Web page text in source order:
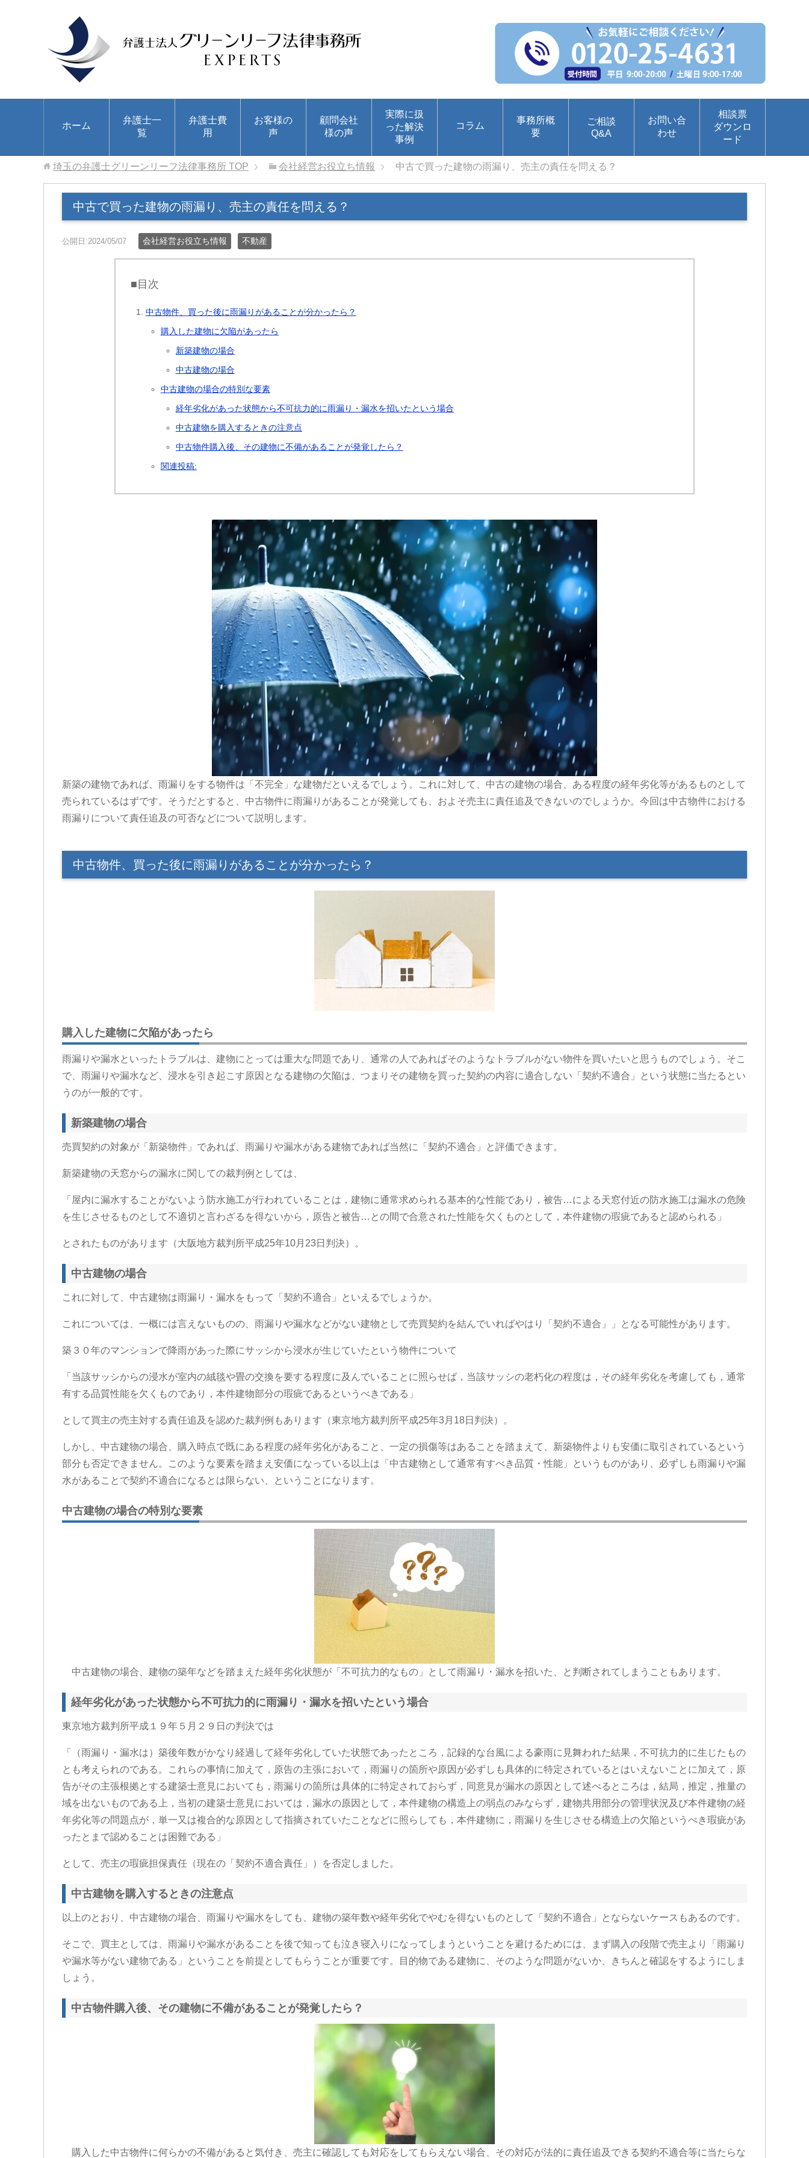
ホーム
弁護士一
覧
弁護士費
用
お客様の
声
顧問会社
様の声
実際に扱
った解決
事例
コラム
事務所概
要
ご相談
Q&A
お問い合
わせ
相談票
ダウンロ
ード
埼玉の弁護士グリーンリーフ法律事務所 TOP 会社経営お役立ち情報 中古で買った建物の雨漏り、売主の責任を問える？
中古で買った建物の雨漏り、売主の責任を問える？
公開日:2024/05/07 会社経営お役立ち情報 不動産
■目次
中古物件、買った後に雨漏りがあることが分かったら？
購入した建物に欠陥があったら
新築建物の場合
中古建物の場合
中古建物の場合の特別な要素
経年劣化があった状態から不可抗力的に雨漏り・漏水を招いたという場合
中古建物を購入するときの注意点
中古物件購入後、その建物に不備があることが発覚したら？
関連投稿:
新築の建物であれば、雨漏りをする物件は「不完全」な建物だといえるでしょう。これに対して、中古の建物の場合、ある程度の経年劣化等があるものとして
売られているはずです。そうだとすると、中古物件に雨漏りがあることが発覚しても、およそ売主に責任追及できないのでしょうか。今回は中古物件における
雨漏りについて責任追及の可否などについて説明します。
中古物件、買った後に雨漏りがあることが分かったら？
購入した建物に欠陥があったら
雨漏りや漏水といったトラブルは、建物にとっては重大な問題であり、通常の人であればそのようなトラブルがない物件を買いたいと思うものでしょう。そこ
で、雨漏りや漏水など、浸水を引き起こす原因となる建物の欠陥は、つまりその建物を買った契約の内容に適合しない「契約不適合」という状態に当たるとい
うのが一般的です。
新築建物の場合
売買契約の対象が「新築物件」であれば、雨漏りや漏水がある建物であれば当然に「契約不適合」と評価できます。
新築建物の天窓からの漏水に関しての裁判例としては、
「屋内に漏水することがないよう防水施工が行われていることは，建物に通常求められる基本的な性能であり，被告…による天窓付近の防水施工は漏水の危険
を生じさせるものとして不適切と言わざるを得ないから，原告と被告…との間で合意された性能を欠くものとして，本件建物の瑕疵であると認められる」
とされたものがあります（大阪地方裁判所平成25年10月23日判決）。
中古建物の場合
これに対して、中古建物は雨漏り・漏水をもって「契約不適合」といえるでしょうか。
これについては、一概には言えないものの、雨漏りや漏水などがない建物として売買契約を結んでいればやはり「契約不適合」」となる可能性があります。
築３０年のマンションで降雨があった際にサッシから浸水が生じていたという物件について
「当該サッシからの浸水が室内の絨毯や畳の交換を要する程度に及んでいることに照らせば，当該サッシの老朽化の程度は，その経年劣化を考慮しても，通常
有する品質性能を欠くものであり，本件建物部分の瑕疵であるというべきである」
として買主の売主対する責任追及を認めた裁判例もあります（東京地方裁判所平成25年3月18日判決）。
しかし、中古建物の場合、購入時点で既にある程度の経年劣化があること、一定の損傷等はあることを踏まえて、新築物件よりも安価に取引されているという
部分も否定できません。このような要素を踏まえ安価になっている以上は「中古建物として通常有すべき品質・性能」というものがあり、必ずしも雨漏りや漏
水があることで契約不適合になるとは限らない、ということになります。
中古建物の場合の特別な要素
中古建物の場合、建物の築年などを踏まえた経年劣化状態が「不可抗力的なもの」として雨漏り・漏水を招いた、と判断されてしまうこともあります。
経年劣化があった状態から不可抗力的に雨漏り・漏水を招いたという場合
東京地方裁判所平成１９年５月２９日の判決では
「（雨漏り・漏水は）築後年数がかなり経過して経年劣化していた状態であったところ，記録的な台風による豪雨に見舞われた結果，不可抗力的に生じたもの
とも考えられのである。これらの事情に加えて，原告の主張において，雨漏りの箇所や原因が必ずしも具体的に特定されているとはいえないことに加えて，原
告がその主張根拠とする建築士意見においても，雨漏りの箇所は具体的に特定されておらず，同意見が漏水の原因として述べるところは，結局，推定，推量の
域を出ないものである上，当初の建築士意見においては，漏水の原因として，本件建物の構造上の弱点のみならず，建物共用部分の管理状況及び本件建物の経
年劣化等の問題点が，単一又は複合的な原因として指摘されていたことなどに照らしても，本件建物に，雨漏りを生じさせる構造上の欠陥というべき瑕疵があ
ったとまで認めることは困難である」
として、売主の瑕疵担保責任（現在の「契約不適合責任」）を否定しました。
中古建物を購入するときの注意点
以上のとおり、中古建物の場合、雨漏りや漏水をしても、建物の築年数や経年劣化でやむを得ないものとして「契約不適合」とならないケースもあるのです。
そこで、買主としては、雨漏りや漏水があることを後で知っても泣き寝入りになってしまうということを避けるためには、まず購入の段階で売主より「雨漏り
や漏水等がない建物である」ということを前提としてもらうことが重要です。目的物である建物に、そのような問題がないか、きちんと確認をするようにしま
しょう。
中古物件購入後、その建物に不備があることが発覚したら？
購入した中古物件に何らかの不備があると気付き、売主に確認しても対応をしてもらえない場合、その対応が法的に責任追及できる契約不適合等に当たらな